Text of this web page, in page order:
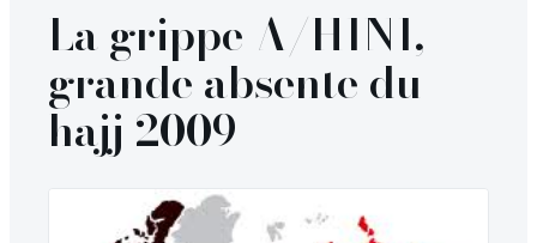
La grippe A/H1N1,
grande absente du
hajj 2009